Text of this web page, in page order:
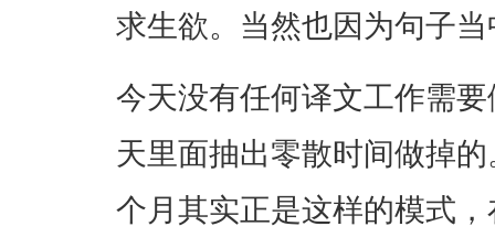
求生欲。当然也因为句子
今天没有任何译文工作需
天里面抽出零散时间做掉
个月其实正是这样的模式